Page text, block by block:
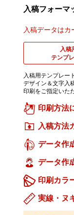
入稿フォーマ
入稿データはカ
入稿
テンプ
入稿用テンプレー
デザイン＆文字入
印刷をご指定いた
印刷方法
入稿方法
データ作
データ作
印刷カラ
実線・ヌ